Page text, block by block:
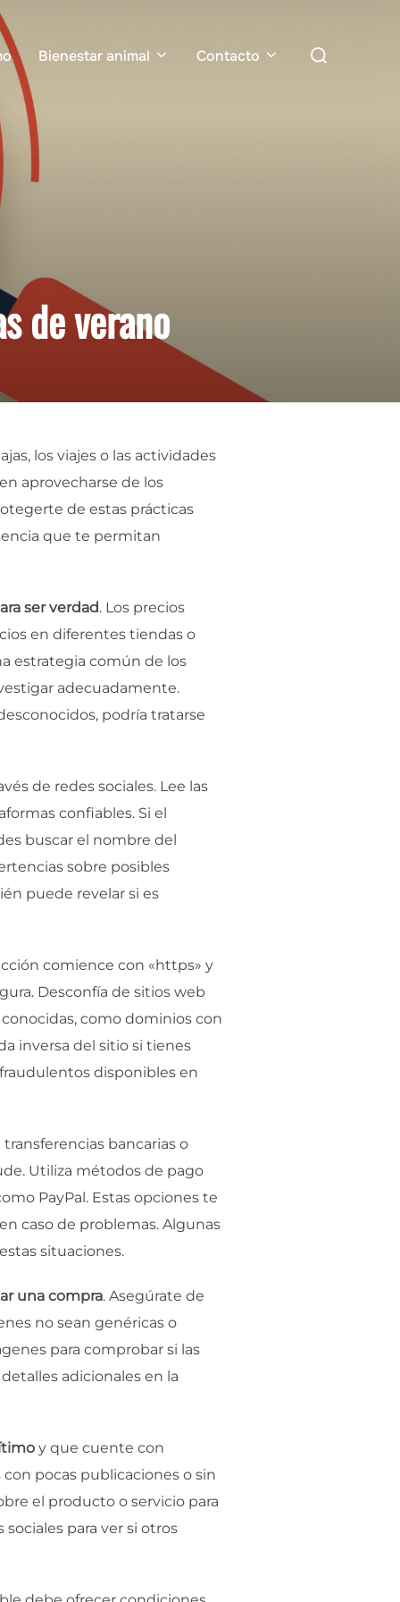
Bienestar animal Contacto
Buscar:
de verano
los viajes o las actividades
aprovecharse de los
de estas prácticas
que te permitan
ser verdad. Los precios
en diferentes tiendas o
estrategia común de los
adecuadamente.
podría tratarse
de redes sociales. Lee las
confiables. Si el
buscar el nombre del
sobre posibles
puede revelar si es
comience con «https» y
Desconfía de sitios web
como dominios con
inversa del sitio si tienes
disponibles en
bancarias o
Utiliza métodos de pago
PayPal. Estas opciones te
caso de problemas. Algunas
situaciones.
una compra. Asegúrate de
no sean genéricas o
para comprobar si las
adicionales en la
y que cuente con
pocas publicaciones o sin
el producto o servicio para
para ver si otros